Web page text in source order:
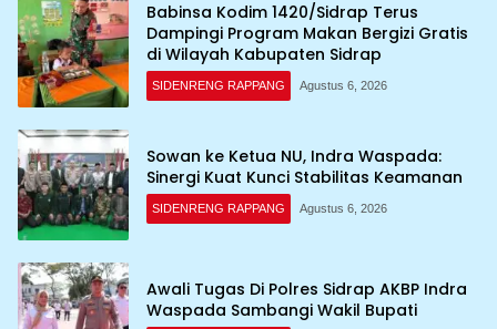
Babinsa Kodim 1420/Sidrap Terus
Dampingi Program Makan Bergizi Gratis
di Wilayah Kabupaten Sidrap
SIDENRENG RAPPANG Agustus 6, 2026
Sowan ke Ketua NU, Indra Waspada:
Sinergi Kuat Kunci Stabilitas Keamanan
SIDENRENG RAPPANG Agustus 6, 2026
Awali Tugas Di Polres Sidrap AKBP Indra
Waspada Sambangi Wakil Bupati